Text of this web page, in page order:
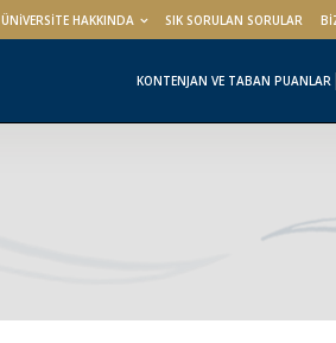
ÜNİVERSİTE HAKKINDA SIK SORULAN SORULAR
KONTENJAN VE TABAN PUANLAR